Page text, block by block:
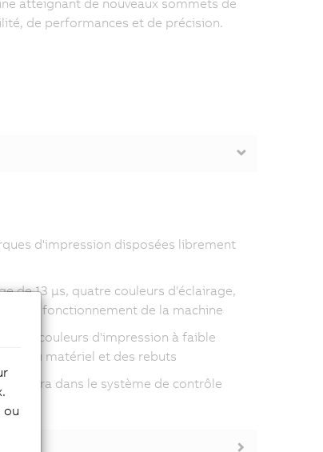
atteignant de nouveaux sommets de
de performances et de précision.
d'impression disposées librement
de 13 µs, quatre couleurs d'éclairage,
le fonctionnement de la machine
des couleurs d'impression à faible
du matériel et des rebuts
dans le système de contrôle
ou